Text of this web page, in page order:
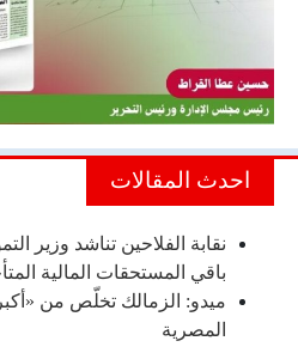
احدث المقالات
نقابة الفلاحين تناشد وزير
باقي المستحقات المالية
ميدو: الزمالك تخلّص من
المصرية